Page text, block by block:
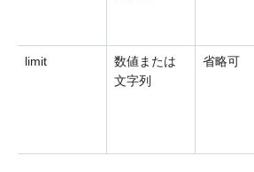
limit
数値または
文字列
省略可